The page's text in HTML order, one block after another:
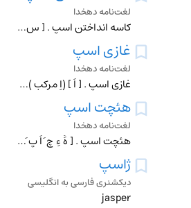
لغت‌نامه دهخدا
کاسه انداختن اسپ . [ س َ اَ ت َ ن ِ اَ ] (مص مرکب ) کنایه از سم زدن اسپ بر زمین . (آنندراج ).
غازی اسپ
لغت‌نامه دهخدا
غازی اسپ . [ اَ ] (اِ مرکب )قسمی از مأکولات اهل توران . (آنندراج ) : غازی اسپ و سر گاو و شکنبه ٔ اُشترمیخور ای مردک خر مر به خاطر کم آر. بسحاق اطعمه .رجوع به غ
هئچت اسپ
لغت‌نامه دهخدا
هئچت اسپ . [ هََ ءِ چ َ اَ پ َ ](اِخ ) (اوستایی ) هچدسپ ، نام چهارمین نیای زرتشت است ، چند بار پیغمبر از او در سرودهای خود گاتها یاد میکند چنانکه در یسنا 46 بند
ژاسپ
دیکشنری فارسی به انگلیسی
jasper